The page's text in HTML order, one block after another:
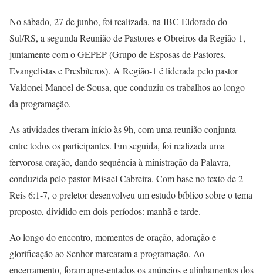
No sábado, 27 de junho, foi realizada, na IBC Eldorado do
Sul/RS, a segunda Reunião de Pastores e Obreiros da Região 1,
juntamente com o GEPEP (Grupo de Esposas de Pastores,
Evangelistas e Presbíteros). A Região-1 é liderada pelo pastor
Valdonei Manoel de Sousa, que conduziu os trabalhos ao longo
da programação.
As atividades tiveram início às 9h, com uma reunião conjunta
entre todos os participantes. Em seguida, foi realizada uma
fervorosa oração, dando sequência à ministração da Palavra,
conduzida pelo pastor Misael Cabreira. Com base no texto de 2
Reis 6:1-7, o preletor desenvolveu um estudo bíblico sobre o tema
proposto, dividido em dois períodos: manhã e tarde.
Ao longo do encontro, momentos de oração, adoração e
glorificação ao Senhor marcaram a programação. Ao
encerramento, foram apresentados os anúncios e alinhamentos dos